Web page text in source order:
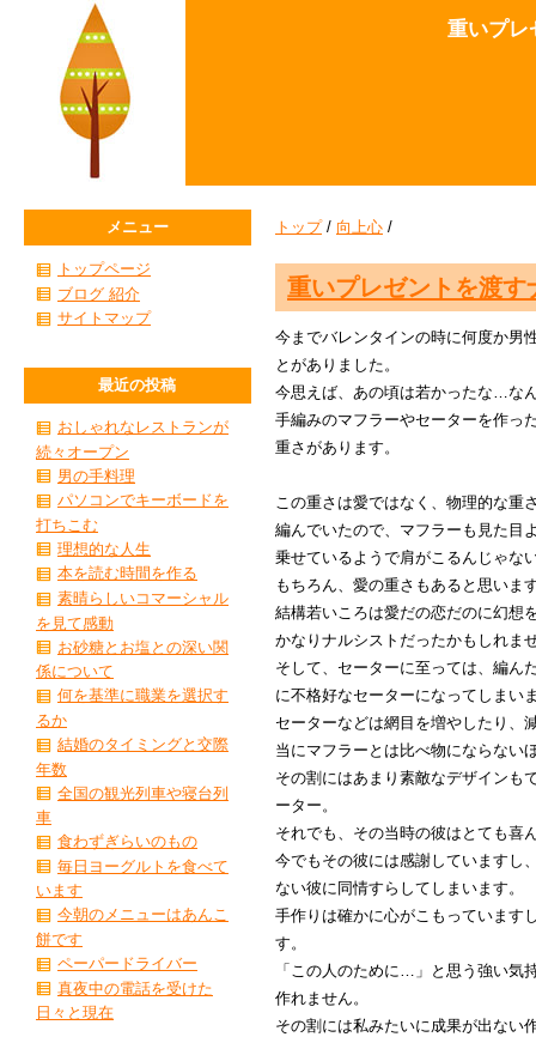
重いプレ
トップ/ 向上心 /
重いプレゼントを渡す
今までバレンタインの時に何度か男
とがありました。
今思えば、あの頃は若かったな…な
手編みのマフラーやセーターを作っ
重さがあります。
この重さは愛ではなく、物理的な重
編んでいたので、マフラーも見た目
乗せているようで肩がこるんじゃな
もちろん、愛の重さもあると思いま
結構若いころは愛だの恋だのに幻想
かなりナルシストだったかもしれま
そして、セーターに至っては、編ん
に不格好なセーターになってしまい
セーターなどは網目を増やしたり、
当にマフラーとは比べ物にならない
その割にはあまり素敵なデザインも
ーター。
それでも、その当時の彼はとても喜
今でもその彼には感謝していますし
ない彼に同情すらしてしまいます。
手作りは確かに心がこもっています
す。
「この人のために…」と思う強い気
作れません。
その割には私みたいに成果が出な
メニュー
トップページ
ブログ 紹介
サイトマップ
最近の投稿
おしゃれなレストランが
続々オープン
男の手料理
パソコンでキーボードを
打ちこむ
理想的な人生
本を読む時間を作る
素晴らしいコマーシャル
を見て感動
お砂糖とお塩との深い関
係について
何を基準に職業を選択す
るか
結婚のタイミングと交際
年数
全国の観光列車や寝台列
車
食わずぎらいのもの
毎日ヨーグルトを食べて
います
今朝のメニューはあんこ
餅です
ペーパードライバー
真夜中の電話を受けた
日々と現在